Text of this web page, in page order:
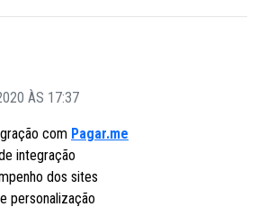
ÀS 17:37
com Pagar.me
integração
dos sites
personalização